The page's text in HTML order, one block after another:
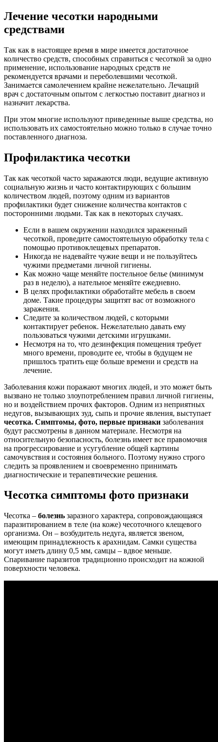
Лечение чесотки народными
средствами
Так как в настоящее время в мире имеется достаточное
количество средств, способных справиться с чесоткой за одно
применение, использование народных средств не
рекомендуется врачами и переболевшими чесоткой.
Занимается самолечением крайне нежелательно. Лечащий
врач с достаточным опытом с легкостью поставит диагноз и
назначит лекарства.
При этом многие используют приведенные выше средства, но
использовать их самостоятельно можно только в случае точно
поставленного диагноза.
Профилактика чесотки
Так как чесоткой часто заражаются люди, ведущие активную
социальную жизнь и часто контактирующих с большим
количеством людей, поэтому одним из вариантов
профилактики будет снижение количества контактов с
посторонними людьми. Так как в некоторых случаях.
Если в вашем окружении находился зараженный
чесоткой, проведите самостоятельную обработку тела с
помощью противоклещевых препаратов.
Никогда не надевайте чужие вещи и не пользуйтесь
чужими предметами личной гигиены.
Как можно чаще меняйте постельное белье (минимум
раз в неделю), а нательное меняйте ежедневно.
В целях профилактики обработайте мебель в своем
доме. Такие процедуры защитят вас от возможного
заражения.
Следите за количеством людей, с которыми
контактирует ребенок. Нежелательно давать ему
пользоваться чужими детскими игрушками.
Несмотря на то, что дезинфекция помещения требует
много времени, проводите ее, чтобы в будущем не
пришлось тратить еще больше времени и средств на
лечение.
Заболевания кожи поражают многих людей, и это может быть
вызвано не только злоупотреблением правил личной гигиены,
но и воздействием прочих факторов. Одним из неприятных
недугов, вызывающих зуд, сыпь и прочие явления, выступает
чесотка. Симптомы, фото, первые признаки заболевания
будут рассмотрены в данном материале. Несмотря на
относительную безопасность, болезнь имеет все правомочия
на прогрессирование и усугубление общей картины
самочувствия и состояния больного. Поэтому нужно строго
следить за проявлением и своевременно принимать
диагностические и терапевтические решения.
Чесотка симптомы фото признаки
Чесотка – болезнь заразного характера, сопровождающаяся
паразитированием в теле (на коже) чесоточного клещевого
организма. Он – возбудитель недуга, является звеном,
имеющим принадлежность к арахнидам. Самки существа
могут иметь длину 0,5 мм, самцы – вдвое меньше.
Спаривание паразитов традиционно происходит на кожной
поверхности человека.